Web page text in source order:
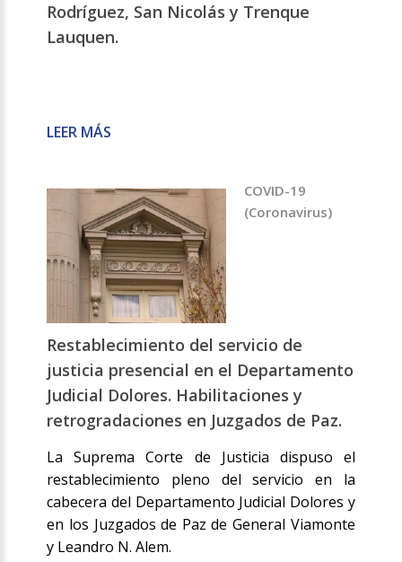
Rodríguez, San Nicolás y Trenque
Lauquen.
LEER MÁS
COVID-19
(Coronavirus)
Restablecimiento del servicio de
justicia presencial en el Departamento
Judicial Dolores. Habilitaciones y
retrogradaciones en Juzgados de Paz.
La Suprema Corte de Justicia dispuso el
restablecimiento pleno del servicio en la
cabecera del Departamento Judicial Dolores y
en los Juzgados de Paz de General Viamonte
y Leandro N. Alem.